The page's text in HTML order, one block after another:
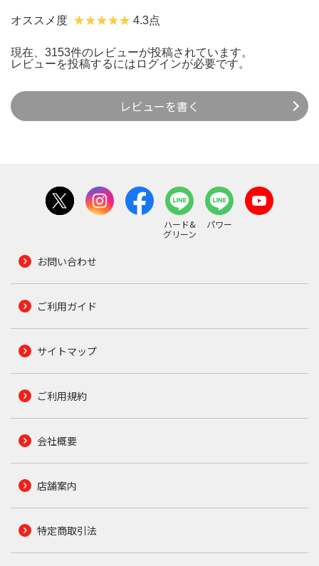
オススメ度 4.3点
現在、3153件のレビューが投稿されています。
レビューを投稿するには ログインが必要です。
レビューを書く
ハード&
グリーン
パワー
お問い合わせ
ご利用ガイド
サイトマップ
ご利用規約
会社概要
店舗案内
特定商取引法